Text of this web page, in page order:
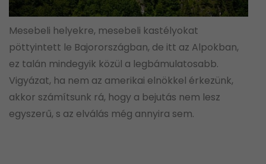
Mesebeli helyekre, mesebeli kastélyokat
pöttyintett le Bajorországban, de itt az Alpokban,
ez talán mindegyik közül a legbámulatosabb.
Vigyázat, ha nem az amerikai elnökkel érkezünk,
akkor számítsunk rá, hogy a bejutás nem lesz
egyszerű, s az elválás még annyira sem.